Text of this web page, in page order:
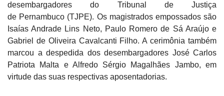
desembargadores do Tribunal de Justiça
de Pernambuco (TJPE). Os magistrados empossados são
Isaías Andrade Lins Neto, Paulo Romero de Sá Araújo e
Gabriel de Oliveira Cavalcanti Filho. A cerimônia também
marcou a despedida dos desembargadores José Carlos
Patriota Malta e Alfredo Sérgio Magalhães Jambo, em
virtude das suas respectivas aposentadorias.